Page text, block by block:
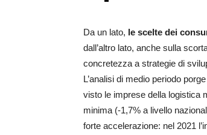
Da un lato, le scelte dei
dall’altro lato, anche sulla
concretezza a strategie di
L’analisi di medio periodo
visto le imprese della logistica
minima (-1,7% a livello
forte accelerazione: nel 2021